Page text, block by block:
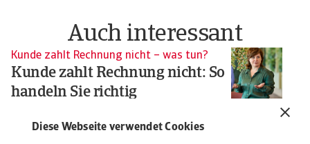
Diese Webseite verwendet Cookies
Auch interessant
Kunde zahlt Rechnung nicht – was tun?
Kunde zahlt Rechnung nicht: So
handeln Sie richtig
Schritt: Zahlungserinnerung, Mahnung, Inkasso ...